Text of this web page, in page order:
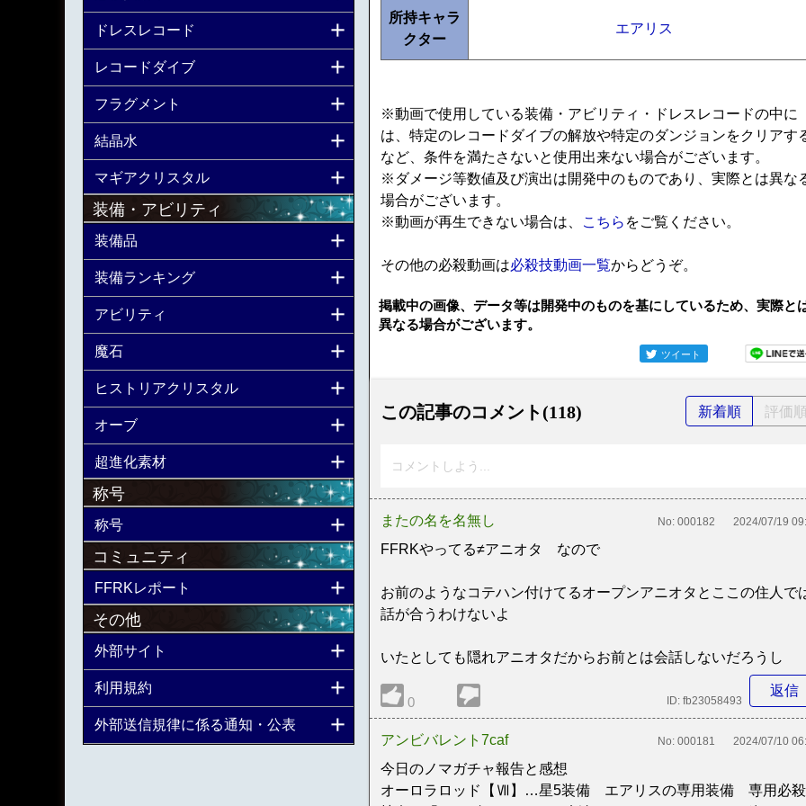
所持キャラ
クター
エアリス
※動画で使用している装備・アビリティ・ドレスレコードの中に
は、特定のレコードダイブの解放や特定のダンジョンをクリアす
など、条件を満たさないと使用出来ない場合がございます。
※ダメージ等数値及び演出は開発中のものであり、実際とは異な
場合がございます。
※動画が再生できない場合は、
こちら をご覧ください。
その他の必殺動画は必殺技動画一覧からどうぞ。
掲載中の画像、データ等は開発中のものを基にしているため、実際と
異なる場合がございます。
ツイート
この記事のコメント(118) 新着順 評価順
コメントしよう...
またの名を名無し No: 000182 2024/07/19
FFRKやってる≠アニオタ なので
お前のようなコテハン付けてるオープンアニオタとここの住人で
話が合うわけないよ
いたとしても隠れアニオタだからお前とは会話しないだろうし
0
返信
ID: fb23058493
アンビバレント7caf No: 000181 2024/07/10
今日のノマガチャ報告と感想
オーロラロッド【Ⅶ】…星5装備 エアリスの専用装備 専用必殺
ドレスレコード
レコードダイブ
フラグメント
結晶水
マギアクリスタル
装備・アビリティ
装備品
装備ランキング
アビリティ
魔石
ヒストリアクリスタル
オーブ
超進化素材
称号
称号
コミュニティ
FFRKレポート
その他
外部サイト
利用規約
外部送信規律に係る通知・公表